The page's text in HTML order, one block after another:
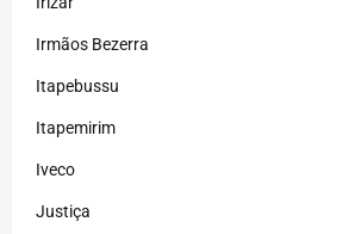
Irmãos Bezerra
Itapebussu
Itapemirim
Iveco
Justiça